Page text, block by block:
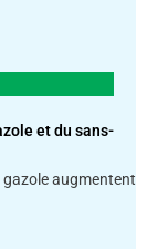
et du sans-
augmentent